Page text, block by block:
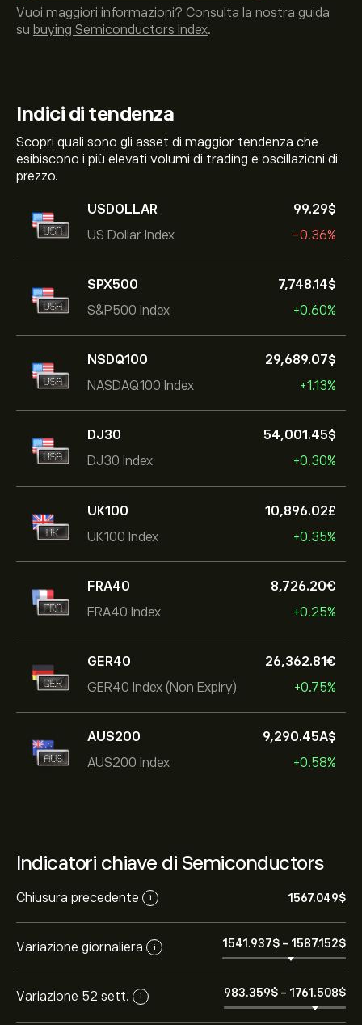
Indici di tendenza
Scopri quali sono gli asset di maggior tendenza che
esibiscono i più elevati volumi di trading e oscillazioni di
prezzo.
USDOLLAR
US Dollar Index
99.29‎$‎
-0.36%
SPX500
S&P500 Index
7,748.14‎$‎
+0.60%
NSDQ100
NASDAQ100 Index
29,689.07‎$‎
+1.13%
DJ30
DJ30 Index
54,001.45‎$‎
+0.30%
UK100
UK100 Index
10,896.02‎£‎
+0.35%
FRA40
FRA40 Index
8,726.20‎€‎
+0.25%
GER40
GER40 Index (Non Expiry)
26,362.81‎€‎
+0.75%
AUS200
AUS200 Index
9,290.45‎A$‎
+0.58%
Indicatori chiave di Semiconductors
Chiusura precedente i 1567.049‎$‎
Variazione giornaliera i 1541.937‎$‎ - 1587.152‎$‎
Variazione 52 sett. i 983.359‎$‎ - 1761.508‎$‎
Vuoi maggiori informazioni? Consulta la nostra guida
su buying Semiconductors Index.